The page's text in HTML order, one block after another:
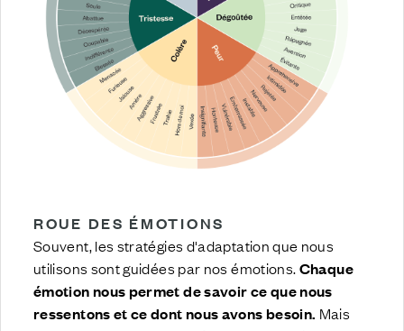
ROUE DES ÉMOTIONS
Souvent, les stratégies d'adaptation que nous
utilisons sont guidées par nos émotions.Chaque
émotion nous permet de savoir ce que nous
ressentons et ce dont nous avons besoin. Mais